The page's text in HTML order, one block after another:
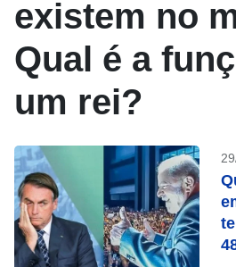
existem no
Qual é a
um rei?